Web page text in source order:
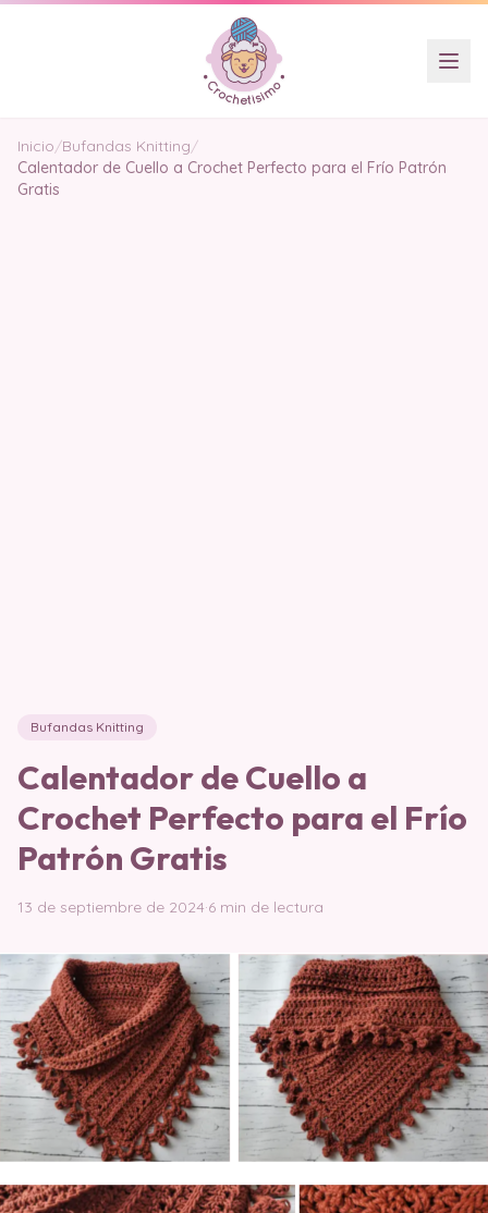
Inicio/Bufandas Knitting/
Calentador de Cuello a Crochet Perfecto para el Frío Patrón
Gratis
Bufandas Knitting
Calentador de Cuello a
Crochet Perfecto para el Frío
Patrón Gratis
13 de septiembre de 2024·6 min de lectura